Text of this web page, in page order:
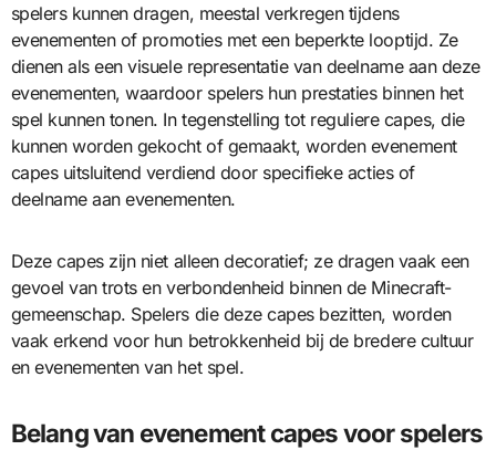
spelers kunnen dragen, meestal verkregen tijdens
evenementen of promoties met een beperkte looptijd. Ze
dienen als een visuele representatie van deelname aan deze
evenementen, waardoor spelers hun prestaties binnen het
spel kunnen tonen. In tegenstelling tot reguliere capes, die
kunnen worden gekocht of gemaakt, worden evenement
capes uitsluitend verdiend door specifieke acties of
deelname aan evenementen.
Deze capes zijn niet alleen decoratief; ze dragen vaak een
gevoel van trots en verbondenheid binnen de Minecraft-
gemeenschap. Spelers die deze capes bezitten, worden
vaak erkend voor hun betrokkenheid bij de bredere cultuur
en evenementen van het spel.
Belang van evenement capes voor spelers